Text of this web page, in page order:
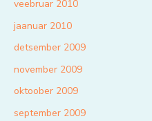
veebruar 2010
jaanuar 2010
detsember 2009
november 2009
oktoober 2009
september 2009